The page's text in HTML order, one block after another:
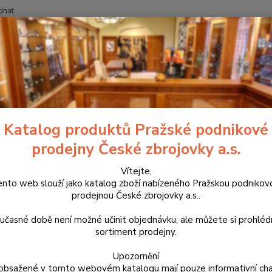
Hledat
kufry na zbraně a batohy Řemeny na zbraně a nábojové pásy
LP01
botka pažby Zubíček model
1992
bez
Katalog produktů Pražské podnikové
prodejny České zbrojovky a.s.
Vítejte,
web slouží jako katalog zboží nabízeného Pražskou
prodejnou České zbrojovky a.s..
době není možné učinit objednávku, ale můžete si
sortiment prodejny.
Upozornění
v tomto webovém katalogu mají pouze informativní